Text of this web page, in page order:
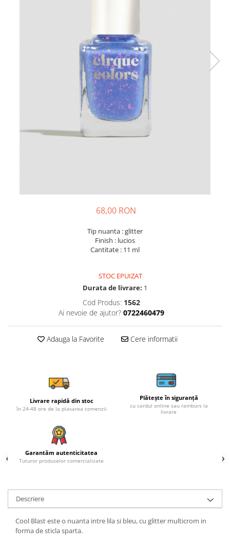
68,00 RON
Tip nuanta : glitter
Finish : lucios
Cantitate : 11 ml
STOC EPUIZAT
Durata de livrare: 1
Cod Produs: 1562
Ai nevoie de ajutor? 0722460479
Adauga la Favorite Cere informatii
Livrare rapidă din stoc
în 24-48 ore de la plasarea comenzii
Plătește în siguranță
cu cardul online sau ramburs la
livrare
Garantăm autenticitatea
Tuturor produselor comercializate
Descriere
Cool Blast este o nuanta intre lila si bleu, cu glitter multicrom in
forma de sticla sparta.